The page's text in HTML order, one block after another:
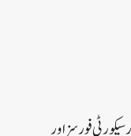
فورسز اور